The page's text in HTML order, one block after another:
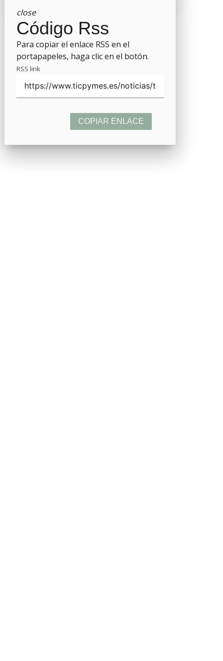
close
Código Rss
Para copiar el enlace RSS en el
portapapeles, haga clic en el botón.
RSS link
COPIAR ENLACE